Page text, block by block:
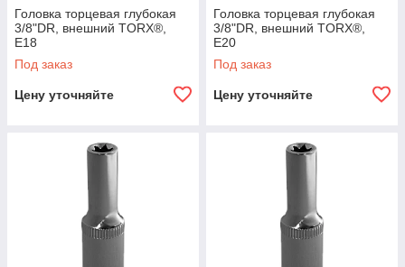
Головка торцевая глубокая
3/8"DR, внешний TORX®,
E18
Под заказ
Цену уточняйте
Головка торцевая глубокая
3/8"DR, внешний TORX®,
E20
Под заказ
Цену уточняйте